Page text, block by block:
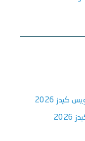
كيدز 2026